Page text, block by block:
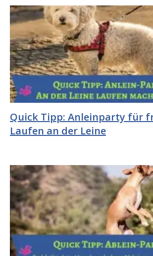
Quick Tipp: Anleinparty für
Laufen an der Leine